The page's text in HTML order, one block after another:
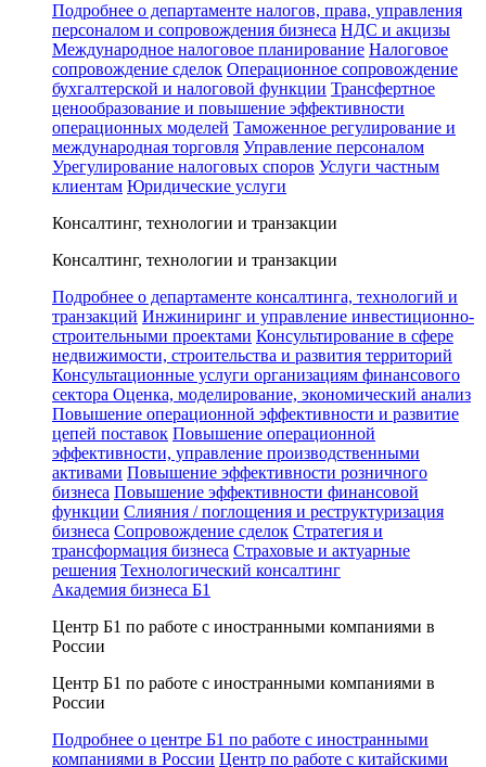
Подробнее о департаменте налогов, права, управления
персоналом и сопровождения бизнеса НДС и акцизы
Международное налоговое планирование Налоговое
сопровождение сделок Операционное сопровождение
бухгалтерской и налоговой функции Трансфертное
ценообразование и повышение эффективности
операционных моделей Таможенное регулирование и
международная торговля Управление персоналом
Урегулирование налоговых споров Услуги частным
клиентам Юридические услуги
Консалтинг, технологии и транзакции
Консалтинг, технологии и транзакции
Подробнее о департаменте консалтинга, технологий и
транзакций Инжиниринг и управление инвестиционно-
строительными проектами Консультирование в сфере
недвижимости, строительства и развития территорий
Консультационные услуги организациям финансового
сектора Оценка, моделирование, экономический анализ
Повышение операционной эффективности и развитие
цепей поставок Повышение операционной
эффективности, управление производственными
активами Повышение эффективности розничного
бизнеса Повышение эффективности финансовой
функции Слияния / поглощения и реструктуризация
бизнеса Сопровождение сделок Стратегия и
трансформация бизнеса Страховые и актуарные
решения Технологический консалтинг
Академия бизнеса Б1
Центр Б1 по работе с иностранными компаниями в
России
Центр Б1 по работе с иностранными компаниями в
России
Подробнее о центре Б1 по работе с иностранными
компаниями в России Центр по работе с китайскими